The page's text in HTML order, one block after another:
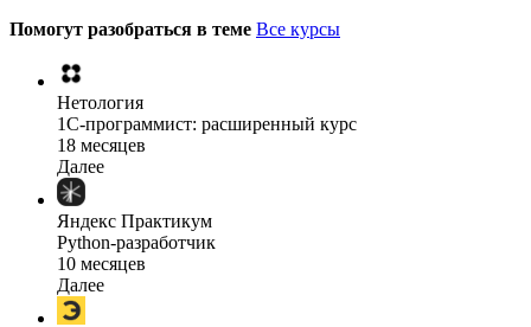
Помогут разобраться в теме Все курсы
Нетология
1C-программист: расширенный курс
18 месяцев
Далее
Яндекс Практикум
Python-разработчик
10 месяцев
Далее